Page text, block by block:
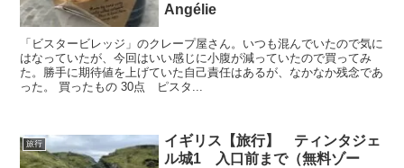
Angélie
「ビスタービレッジ」のクレープ屋さん。いつも混んでいたので気に
はなっていたが、今回はいい感じに小腹が減っていたので買ってみ
た。勝手に期待値を上げていた自己責任はあるが、なかなか残念であ
った。 買ったもの 30点 ピスタ...
旅行
イギリス【旅行】 ティンタジェ
ル城1 入口前まで（無料ゾー